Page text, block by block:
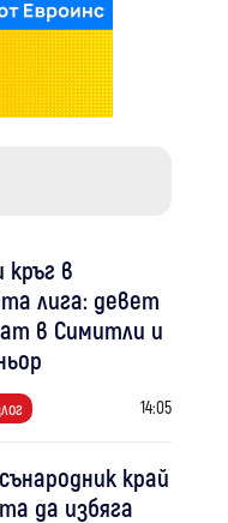
в
лига: девет
в Симитли и
14:05
край
да избяга